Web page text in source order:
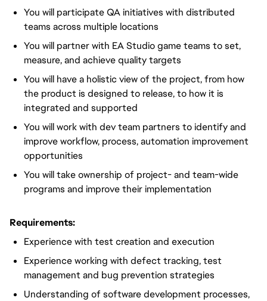
You will participate QA initiatives with distributed
teams across multiple locations
You will partner with EA Studio game teams to set,
measure, and achieve quality targets
You will have a holistic view of the project, from how
the product is designed to release, to how it is
integrated and supported
You will work with dev team partners to identify and
improve workflow, process, automation improvement
opportunities
You will take ownership of project- and team-wide
programs and improve their implementation
Requirements:
Experience with test creation and execution
Experience working with defect tracking, test
management and bug prevention strategies
Understanding of software development processes,